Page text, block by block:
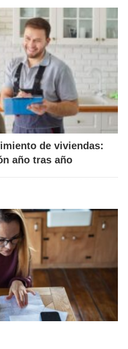
de viviendas:
año tras año